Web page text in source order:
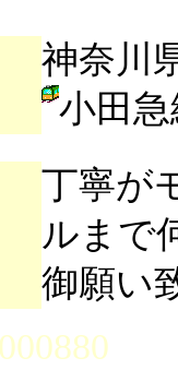
神奈川
小田
丁寧が
ルまで
御願い